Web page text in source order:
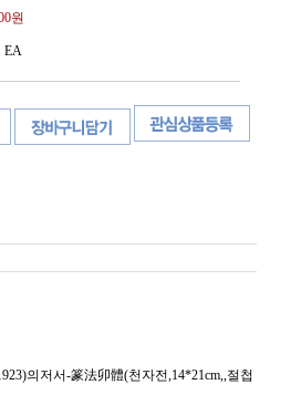
원
EA
의저서-篆法卯體(천자전,14*21cm,,절첩